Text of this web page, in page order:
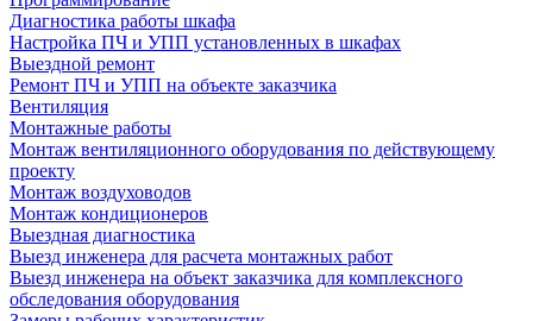
Диагностика работы шкафа
Настройка ПЧ и УПП установленных в шкафах
Выездной ремонт
Ремонт ПЧ и УПП на объекте заказчика
Вентиляция
Монтажные работы
Монтаж вентиляционного оборудования по действующему
проекту
Монтаж воздуховодов
Монтаж кондиционеров
Выездная диагностика
Выезд инженера для расчета монтажных работ
Выезд инженера на объект заказчика для комплексного
обследования оборудования